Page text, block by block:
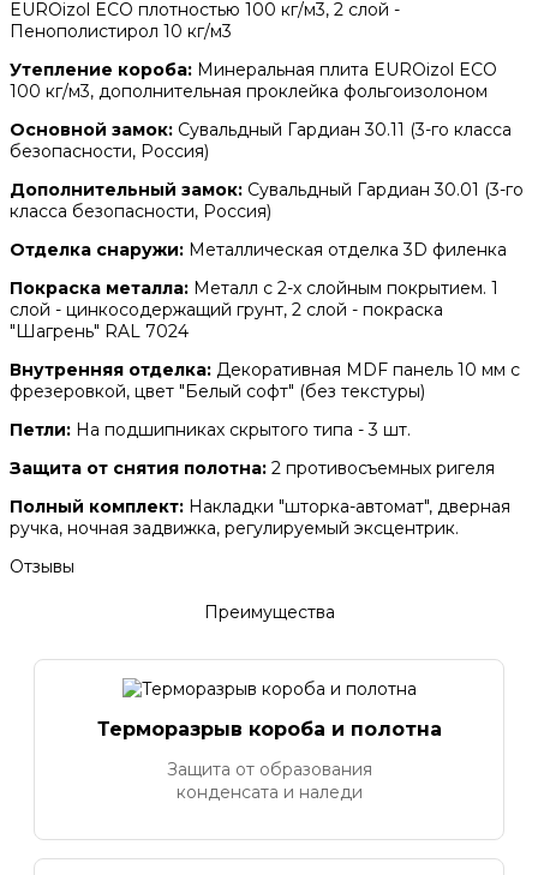
EUROizol ECO плотностью 100 кг/м3, 2 слой -
Пенополистирол 10 кг/м3
Утепление короба: Минеральная плита EUROizol ECO
100 кг/м3, дополнительная проклейка фольгоизолоном
Основной замок: Сувальдный Гардиан 30.11 (3-го класса
безопасности, Россия)
Дополнительный замок: Сувальдный Гардиан 30.01 (3-го
класса безопасности, Россия)
Отделка снаружи: Металлическая отделка 3D филенка
Покраска металла: Металл с 2-х слойным покрытием. 1
слой - цинкосодержащий грунт, 2 слой - покраска
"Шагрень" RAL 7024
Внутренняя отделка: Декоративная MDF панель 10 мм с
фрезеровкой, цвет "Белый софт" (без текстуры)
Петли: На подшипниках скрытого типа - 3 шт.
Защита от снятия полотна: 2 противосъемных ригеля
Полный комплект: Накладки "шторка-автомат", дверная
ручка, ночная задвижка, регулируемый эксцентрик.
Отзывы
Преимущества
Терморазрыв короба и полотна
Защита от образования
конденсата и наледи